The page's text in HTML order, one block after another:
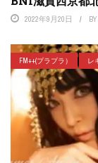
2022年9月20日 BY
FM++(プラプラ） レ